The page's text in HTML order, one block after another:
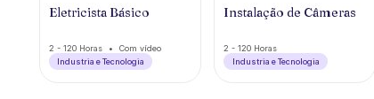
Eletricista Básico
2 - 120 Horas
Com vídeo
Industria e Tecnologia
Instalação de Câmeras
2 - 120 Horas
Industria e Tecnologia